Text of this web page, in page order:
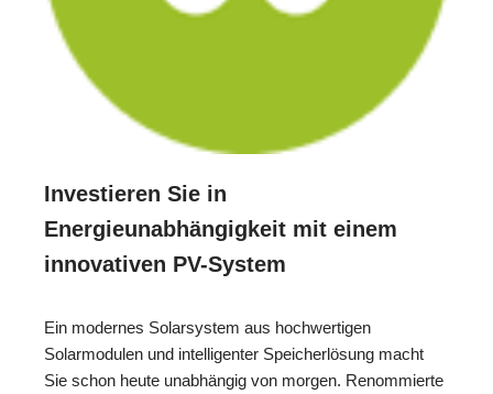
Investieren Sie in
Energieunabhängigkeit mit einem
innovativen PV-System
Ein modernes Solarsystem aus hochwertigen
Solarmodulen und intelligenter Speicherlösung macht
Sie schon heute unabhängig von morgen. Renommierte